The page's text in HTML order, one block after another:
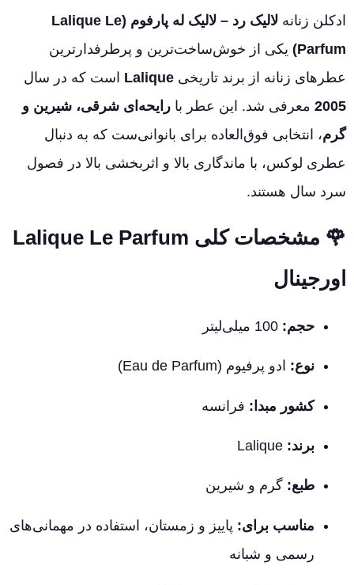
ادکلن زنانه
لالیک رد – لالیک له پارفوم (Lalique Le
Parfum)
یکی از خوش‌ساخت‌ترین و پرطرفدارترین
عطرهای زنانه از برند تاریخی Lalique است که در سال
2005 معرفی شد. این عطر با رایحه‌ای شرقی، شیرین و
گرم، انتخابی فوق‌العاده برای بانوانی‌ست که به دنبال
عطری لوکس، با ماندگاری بالا و اثربخشی بالا در فصول
سرد سال هستند.
🌹
مشخصات کلی Lalique Le Parfum
اورجینال
حجم:
نوع: ادو پرفیوم (Eau de Parfum)
کشور مبدا: فرانسه
برند:
طبع: گرم و شیرین
مناسب برای: پاییز و زمستان، استفاده در مهمانی‌های
رسمی و شبانه